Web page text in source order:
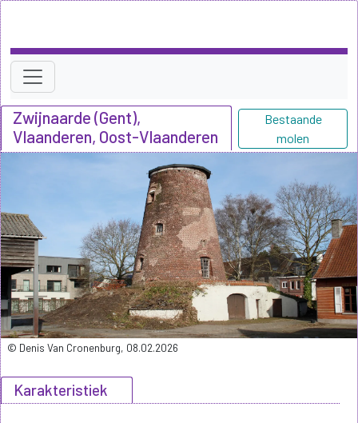
Zwijnaarde (Gent),
Vlaanderen, Oost-Vlaanderen
Bestaande
molen
Karakteristiek
© Denis Van Cronenburg, 08.02.2026